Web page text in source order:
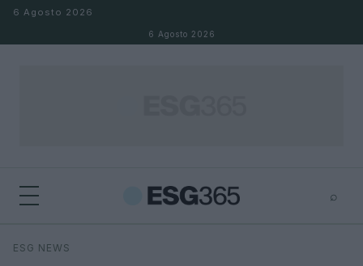
Salta al contenuto
6 Agosto 2026
6 Agosto 2026
⌕
Cerca
ESG NEWS